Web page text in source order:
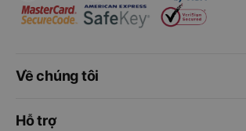
Về chúng tôi
Hỗ trợ